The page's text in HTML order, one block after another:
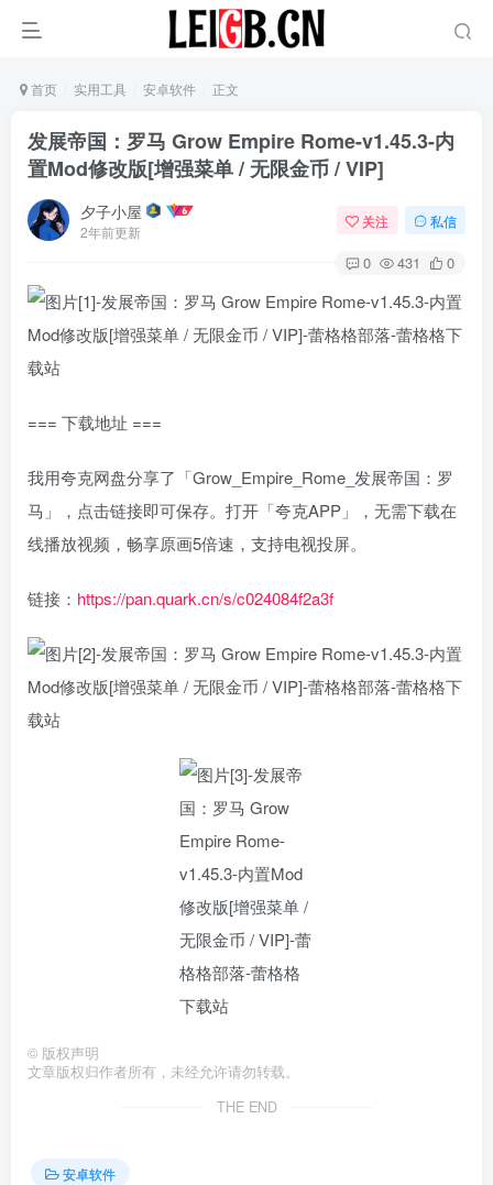
首页 实用工具 安卓软件 正文
发展帝国：罗马 Grow Empire Rome-v1.45.3-内
置Mod修改版[增强菜单 / 无限金币 / VIP]
夕子小屋
2年前更新
关注 私信
0 431 0
=== 下载地址 ===
我用夸克网盘分享了「Grow_Empire_Rome_发展帝国：罗
马」，点击链接即可保存。打开「夸克APP」，无需下载在
线播放视频，畅享原画5倍速，支持电视投屏。
链接： https://pan.quark.cn/s/c024084f2a3f
© 版权声明
文章版权归作者所有，未经允许请勿转载。
THE END
安卓软件